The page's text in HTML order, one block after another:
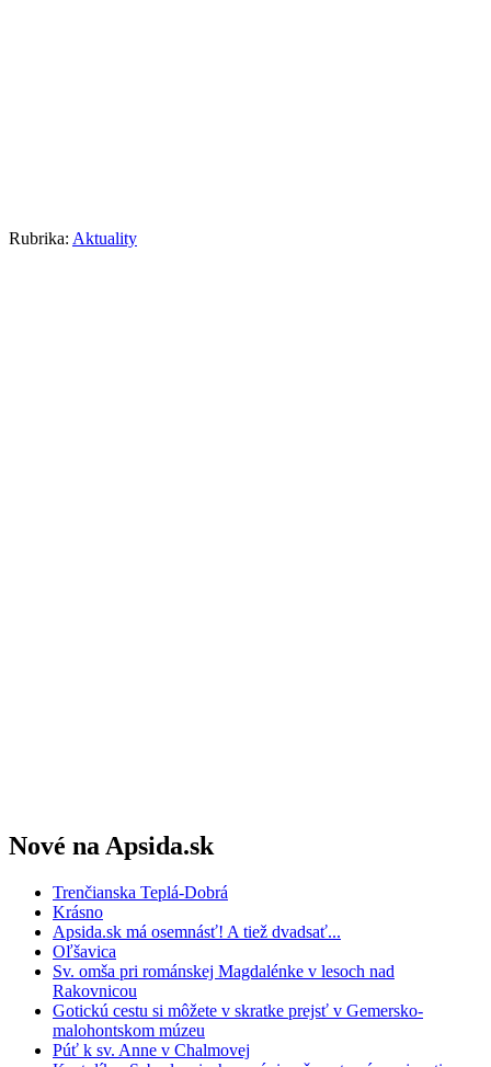
Rubrika: Aktuality
Nové na Apsida.sk
Trenčianska Teplá-Dobrá
Krásno
Apsida.sk má osemnásť! A tiež dvadsať...
Oľšavica
Sv. omša pri románskej Magdalénke v lesoch nad
Rakovnicou
Gotickú cestu si môžete v skratke prejsť v Gemersko-
malohontskom múzeu
Púť k sv. Anne v Chalmovej